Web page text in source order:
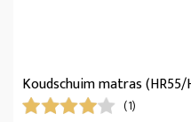
Koudschuim matras
(1)